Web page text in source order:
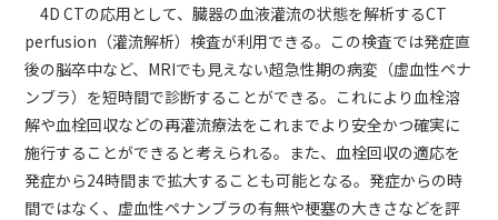
4D CTの応用として、臓器の血液灌流の状態を解析するCT
perfusion（灌流解析）検査が利用できる。この検査では発症直
後の脳卒中など、MRIでも見えない超急性期の病変（虚血性ペナ
ンブラ）を短時間で診断することができる。これにより血栓溶
解や血栓回収などの再灌流療法をこれまでより安全かつ確実に
施行することができると考えられる。また、血栓回収の適応を
発症から24時間まで拡大することも可能となる。発症からの時
間ではなく、虚血性ペナンブラの有無や梗塞の大きさなどを評